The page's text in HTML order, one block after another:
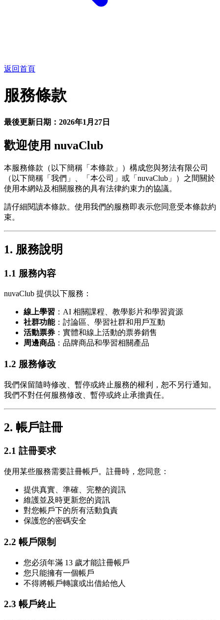
返回首頁
服務條款
最後更新日期：2026年1月27日
歡迎使用 nuvaClub
本服務條款（以下簡稱「本條款」）構成您與努法有限公司
（以下簡稱「我們」、「本公司」或「nuvaClub」）之間關於
使用本網站及相關服務的具有法律約束力的協議。
請仔細閱讀本條款。使用我們的服務即表示您同意受本條款約
束。
1. 服務說明
1.1 服務內容
nuvaClub 提供以下服務：
線上學習 ：AI 相關課程、教學影片和學習資源
社群功能：討論區、學習社群和用戶互動
活動票券 ：實體和線上活動的票券銷售
周邊商品 ：品牌商品和學習相關產品
1.2 服務修改
我們保留隨時修改、暫停或終止服務的權利，恕不另行通知。
我們不對任何服務修改、暫停或終止承擔責任。
2. 帳戶註冊
2.1 註冊要求
使用某些服務需要註冊帳戶。註冊時，您同意：
提供真實、準確、完整的資訊
維護並及時更新您的資訊
對您帳戶下的所有活動負責
保護您的密碼安全
2.2 帳戶限制
您必須年滿 13 歲才能註冊帳戶
您只能擁有一個帳戶
不得將帳戶轉讓或出借給他人
2.3 帳戶終止